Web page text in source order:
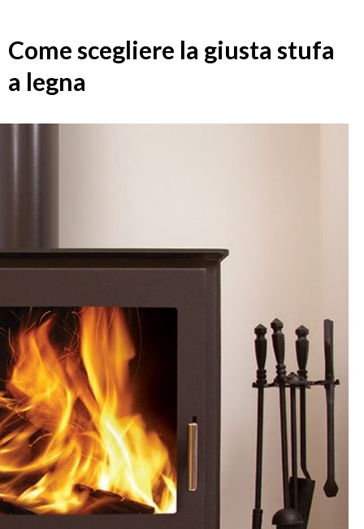
Come scegliere la giusta stufa
a legna